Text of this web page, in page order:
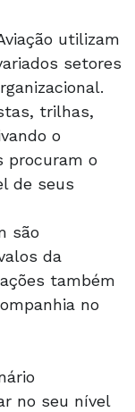
utilizam
setores
trilhas,
o
procuram o
de seus
são
da
também
no
no seu nível